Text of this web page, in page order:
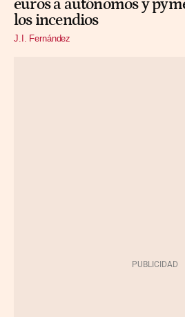
euros a autónomos y
los incendios
J.I. Fernández